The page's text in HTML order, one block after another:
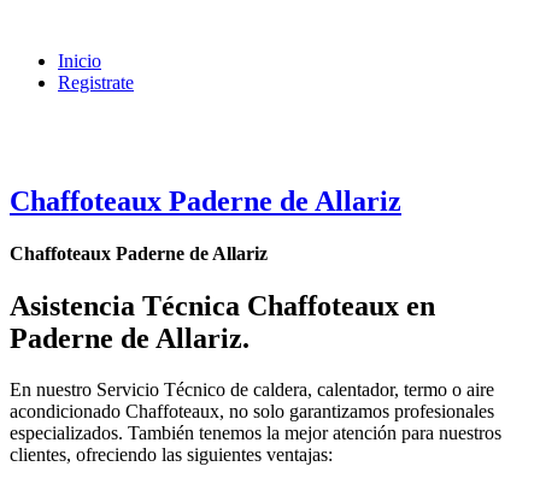
Inicio
Registrate
Chaffoteaux Paderne de Allariz
Chaffoteaux Paderne de Allariz
Asistencia Técnica Chaffoteaux en
Paderne de Allariz.
En nuestro Servicio Técnico de caldera, calentador, termo o aire
acondicionado Chaffoteaux, no solo garantizamos profesionales
especializados. También tenemos la mejor atención para nuestros
clientes, ofreciendo las siguientes ventajas: